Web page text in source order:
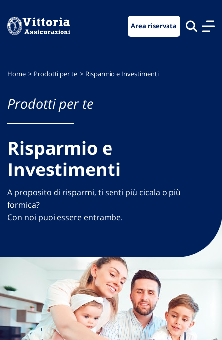
menu
contenuto
footer
Area riservata
Home Prodotti per te Risparmio e Investimenti
Prodotti per te
Risparmio e
Investimenti
A proposito di risparmi, ti senti più cicala o più
formica?
Con noi puoi essere entrambe.